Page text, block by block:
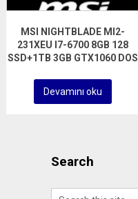
MSI NIGHTBLADE MI2-
231XEU I7-6700 8GB 128
SSD+1TB 3GB GTX1060 DOS
Devamını oku
Search